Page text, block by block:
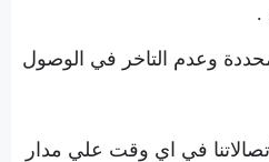
.
وعدم التاخر في الوصول
في اي وقت علي مدار